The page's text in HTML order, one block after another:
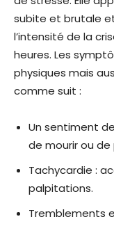
subite et brutale
l’intensité de la
heures. Les
physiques mais
comme suit :
Un sentiment
de mourir ou de
Tachycardie :
palpitations.
Tremblements